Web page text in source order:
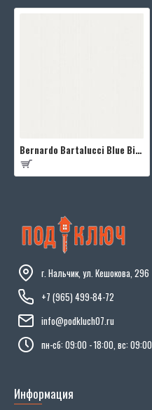
Bernardo Bartalucci Blue Bigi 5066-9
г. Нальчик, ул. Кешокова, 296
+7 (965) 499-84-72
info@podkluch07.ru
пн-сб: 09:00 - 18:00, вс:
Информация